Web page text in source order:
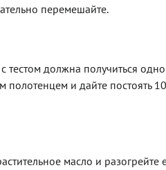
перемешайте.
с тестом должна получиться
полотенцем и дайте постоять
масло и